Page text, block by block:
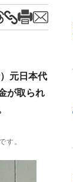
元日本代
が取られ
す。